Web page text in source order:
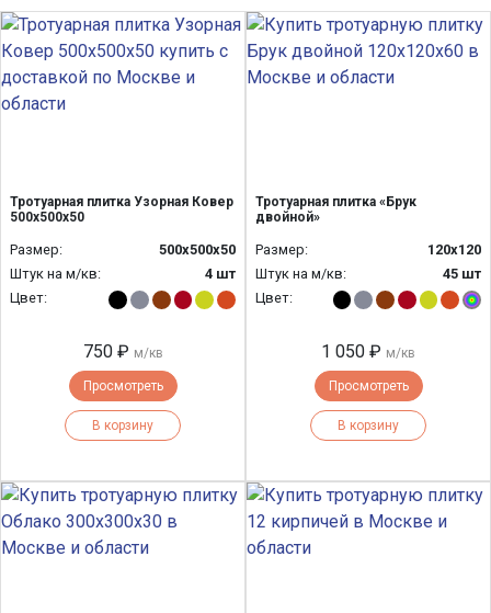
Тротуарная плитка Узорная Ковер
500х500х50
Размер:
500х500х50
Штук на м/кв:
4 шт
Цвет:
750 ₽ м/кв
Просмотреть
В корзину
Тротуарная плитка «Брук
двойной»
Размер:
120x120
Штук на м/кв:
45 шт
Цвет:
1 050 ₽ м/кв
Просмотреть
В корзину